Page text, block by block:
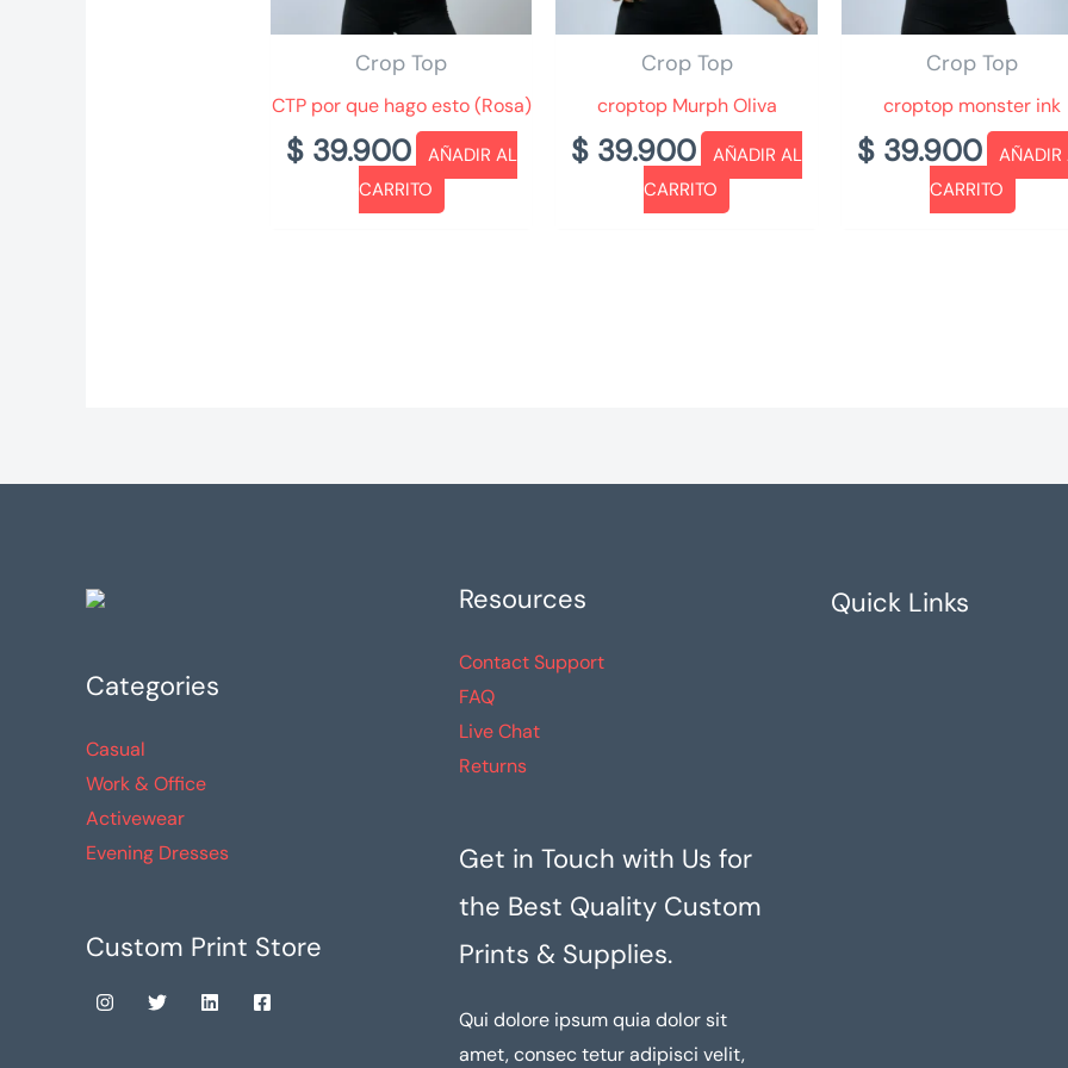
Crop Top
CTP por que hago esto (Rosa)
$39.900
AÑADIR AL
CARRITO
Crop Top
croptop Murph Oliva
$ 39.900
AÑADIR AL
CARRITO
Crop Top
croptop monster ink
$39.900
AÑADIR
CARRITO
Categories
Casual
Work & Office
Activewear
Evening Dresses
Custom Print Store
Resources
Contact Support
FAQ
Live Chat
Returns
Get in Touch with Us for
the Best Quality Custom
Prints & Supplies.
Qui dolore ipsum quia dolor sit
amet, consec tetur adipisci velit,
Quick Links